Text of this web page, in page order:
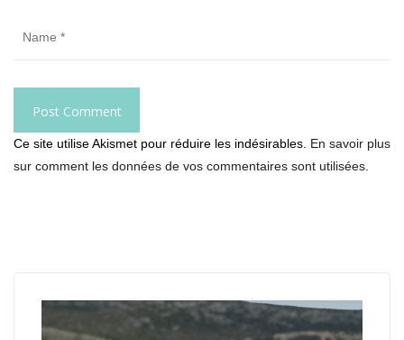
Ce site utilise Akismet pour réduire les indésirables. En savoir plus
sur comment les données de vos commentaires sont utilisées